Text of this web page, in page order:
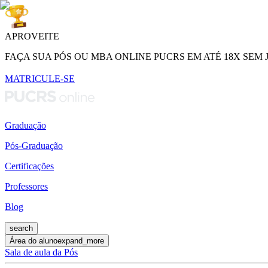
APROVEITE
FAÇA SUA PÓS OU MBA ONLINE PUCRS EM ATÉ 18X SEM
MATRICULE-SE
Graduação
Pós-Graduação
Certificações
Professores
Blog
search
Área do alunoexpand_more
Sala de aula da Pós